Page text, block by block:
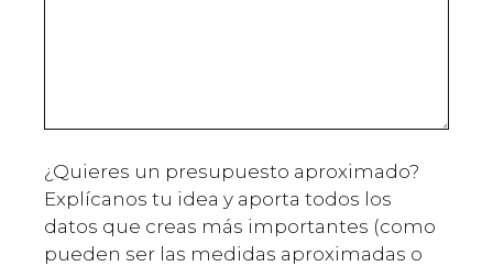
¿Quieres un presupuesto aproximado?
Explícanos tu idea y aporta todos los
datos que creas más importantes (como
pueden ser las medidas aproximadas o